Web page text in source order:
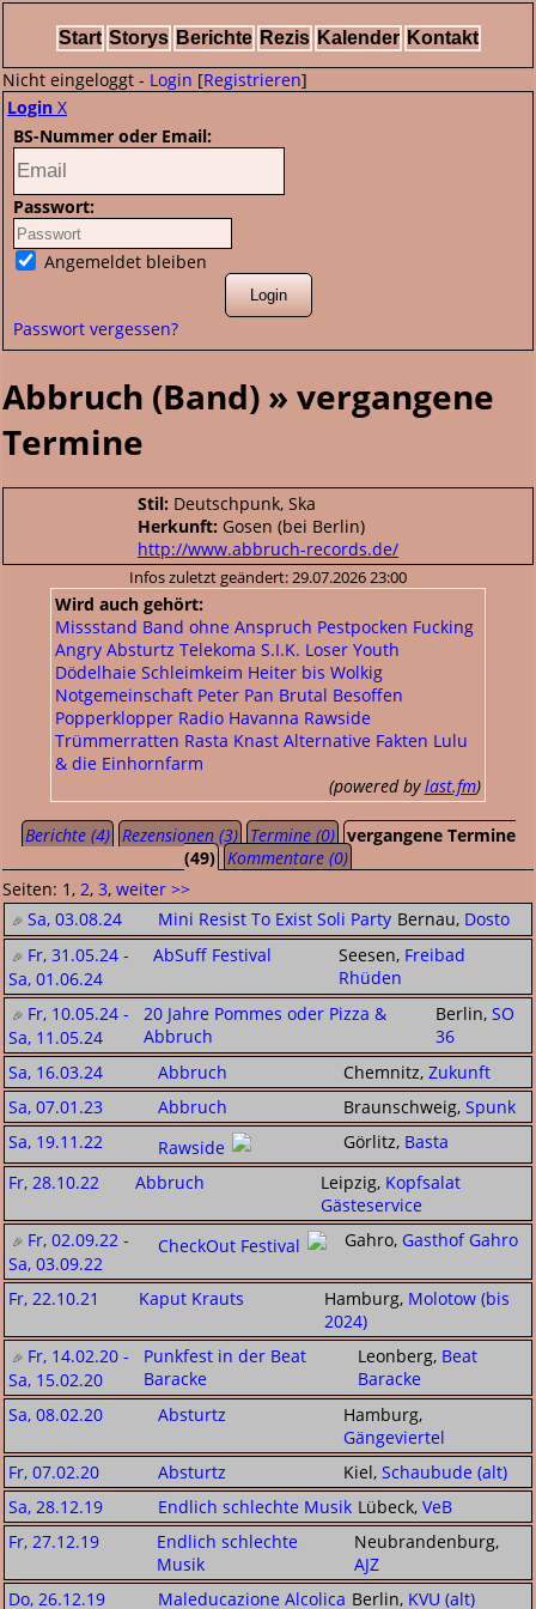
Start Storys Berichte Rezis Kalender Kontakt
Nicht eingeloggt - Login [Registrieren]
Login X
BS-Nummer oder Email:
Passwort:
Angemeldet bleiben
Passwort vergessen?
Abbruch (Band) » vergangene
Termine
Stil: Deutschpunk, Ska
Herkunft: Gosen (bei Berlin)
http://www.abbruch-records.de/
Infos zuletzt geändert: 29.07.2026 23:00
Wird auch gehört:
Missstand Band ohne Anspruch Pestpocken Fucking
Angry Absturtz Telekoma S.I.K. Loser Youth
Dödelhaie Schleimkeim Heiter bis Wolkig
Notgemeinschaft Peter Pan Brutal Besoffen
Popperklopper Radio Havanna Rawside
Trümmerratten Rasta Knast Alternative Fakten Lulu
& die Einhornfarm
(powered bylast.fm)
Berichte (4) Rezensionen (3) Termine (0) vergangene Termine
(49) Kommentare (0)
Seiten: 1, 2, 3, weiter >>
Sa, 03.08.24
Mini Resist To Exist Soli Party Bernau, Dosto
Fr, 31.05.24 -
Sa, 01.06.24
AbSuff Festival Seesen, Freibad
Rhüden
Fr, 10.05.24 -
Sa, 11.05.24
20 Jahre Pommes oder Pizza &
Abbruch
Berlin, SO
36
Sa, 16.03.24
Abbruch Chemnitz, Zukunft
Sa, 07.01.23
Abbruch Braunschweig, Spunk
Sa, 19.11.22
Rawside Görlitz, Basta
Fr, 28.10.22
Abbruch Leipzig, Kopfsalat
Gästeservice
Fr, 02.09.22 -
Sa, 03.09.22
CheckOut Festival Gahro, Gasthof Gahro
Fr, 22.10.21 Kaput Krauts Hamburg, Molotow (bis
2024)
Fr, 14.02.20 -
Sa, 15.02.20
Punkfest in der Beat
Baracke
Leonberg, Beat
Baracke
Sa, 08.02.20
Absturtz
Hamburg,
Gängeviertel
Fr, 07.02.20
Absturtz Kiel, Schaubude (alt)
Sa, 28.12.19
Endlich schlechte Musik Lübeck, VeB
Fr, 27.12.19
Endlich schlechte
Musik
Neubrandenburg,
AJZ
Do, 26.12.19
Maleducazione Alcolica Berlin, KVU (alt)